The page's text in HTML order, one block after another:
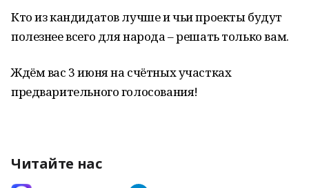
Кто из кандидатов лучше и чьи проекты будут
полезнее всего для народа – решать только вам.
Ждём вас 3 июня на счётных участках
предварительного голосования!
Читайте нас